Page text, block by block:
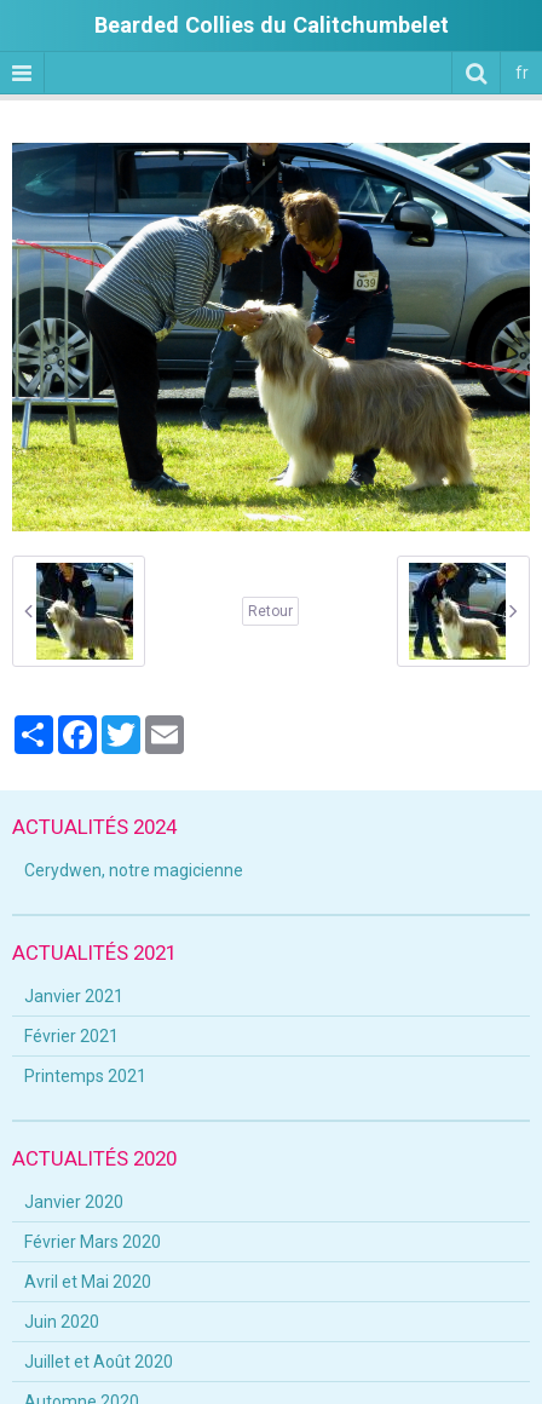
Bearded Collies du Calitchumbelet
fr
Retour
PartagerFacebook
Twitter
ACTUALITÉS 2024
Cerydwen, notre magicienne
ACTUALITÉS 2021
Janvier 2021
Février 2021
Printemps 2021
ACTUALITÉS 2020
Janvier 2020
Février Mars 2020
Avril et Mai 2020
Juin 2020
Juillet et Août 2020